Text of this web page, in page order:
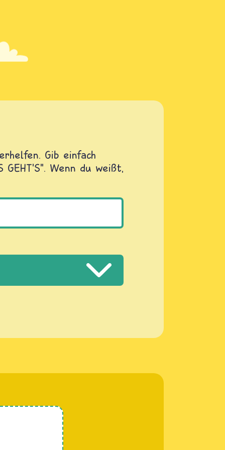
Gib einfach
Wenn du weißt,